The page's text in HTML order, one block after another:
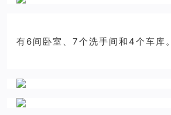
有6间卧室、7个洗手间和4个车库。